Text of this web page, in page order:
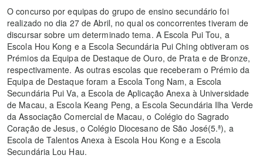
O concurso por equipas do grupo de ensino secundário foi
realizado no dia 27 de Abril, no qual os concorrentes tiveram de
discursar sobre um determinado tema. A Escola Pui Tou, a
Escola Hou Kong e a Escola Secundária Pui Ching obtiveram os
Prémios da Equipa de Destaque de Ouro, de Prata e de Bronze,
respectivamente. As outras escolas que receberam o Prémio da
Equipa de Destaque foram a Escola Tong Nam, a Escola
Secundária Pui Va, a Escola de Aplicação Anexa à Universidade
de Macau, a Escola Keang Peng, a Escola Secundária Ilha Verde
da Associação Comercial de Macau, o Colégio do Sagrado
Coração de Jesus, o Colégio Diocesano de São José(5.ª), a
Escola de Talentos Anexa à Escola Hou Kong e a Escola
Secundária Lou Hau.